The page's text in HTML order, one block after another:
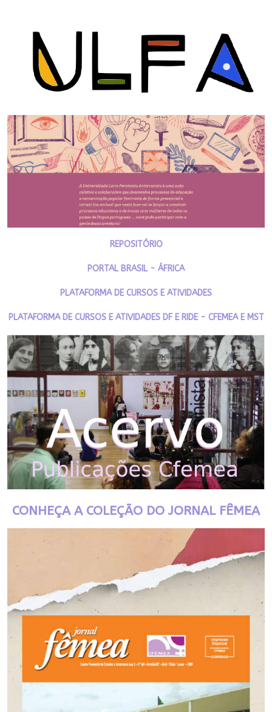
REPOSITÓRIO
PORTAL BRASIL - ÁFRICA
PLATAFORMA DE CURSOS E ATIVIDADES
PLATAFORMA DE CURSOS E ATIVIDADES DF E RIDE - CFEMEA E MST
CONHEÇA A COLEÇÃO DO JORNAL FÊMEA